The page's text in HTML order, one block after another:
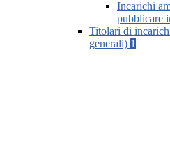
Incarichi
pubblicare
Titolari di
generali) 1